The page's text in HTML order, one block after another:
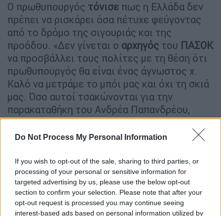
Do Not Process My Personal Information
If you wish to opt-out of the sale, sharing to third parties, or
processing of your personal or sensitive information for
targeted advertising by us, please use the below opt-out
section to confirm your selection. Please note that after your
opt-out request is processed you may continue seeing
interest-based ads based on personal information utilized by
Ο πρωθυπουργός τόνισε πως η Ελλάδα δεν
πρέπει να ρισκάρει όσα πέτυχε φεύγοντας
από το δρόμο της σιγουριάς και της
προόδου. «Δεν γίνεται ο αρχηγός του ΠΑΣΟΚ
να προσβάλλει τους πολίτες με τη θέση ότι
πρωθυπουργός θα είναι ένας άγνωστος χ.
Καλό να μετράμε το μπόι μας και όχι τη σκιά
μας. Όσο αυτοί τσακώνονται για την
παρακαταθήκη του Ανδρέα Παπανδρέου,
εμείς θα μιλάμε για το μέλλον της πατρίδας
μας», υπογράμμισε.
Παρακολουθήστε την ομιλία του
Κυριάκου Μητσοτάκη